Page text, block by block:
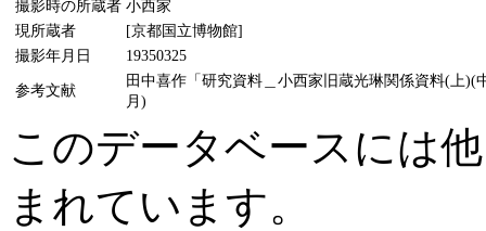
撮影時の所蔵者 小西家
現所蔵者
[京都国立博物館]
撮影年月日
19350325
参考文献
田中喜作「研究資料＿小西家旧蔵光琳関係資料(上)(
月)
このデータベースには
まれています。